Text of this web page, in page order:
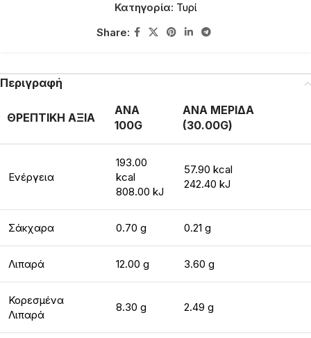
Κατηγορία: Τυρί
Share:
Περιγραφή
ΘΡΕΠΤΙΚΗ ΑΞΙΑ
ΑΝΑ
100G
ΑΝΑ ΜΕΡΙΔΑ
(30.00G)
Ενέργεια
193.00
kcal
808.00 kJ
57.90 kcal
242.40 kJ
Σάκχαρα 0.70 g 0.21 g
Λιπαρά 12.00 g 3.60 g
Κορεσμένα
Λιπαρά
8.30 g 2.49 g